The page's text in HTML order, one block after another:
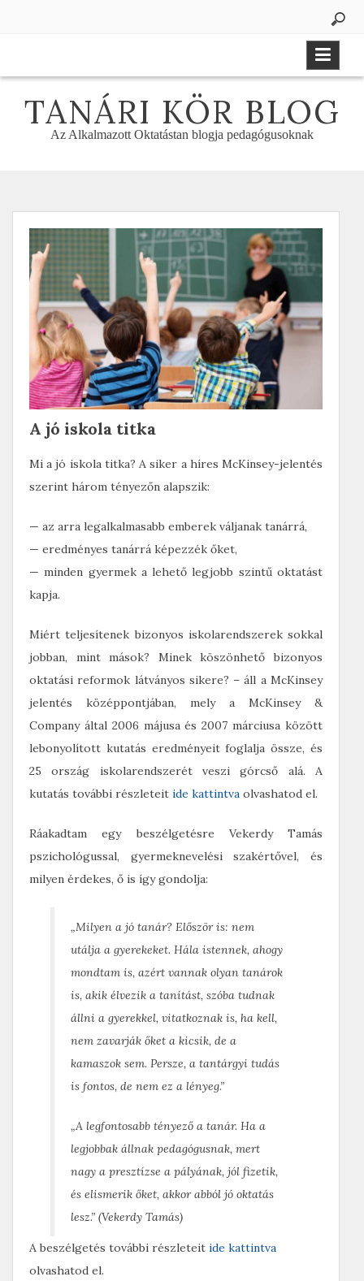
TANÁRI KÖR BLOG
Az Alkalmazott Oktatástan blogja pedagógusoknak
A jó iskola titka
Mi a jó iskola titka? A siker a híres McKinsey-jelentés
szerint három tényezőn alapszik:
— az arra legalkalmasabb emberek váljanak tanárrá,
— eredményes tanárrá képezzék őket,
— minden gyermek a lehető legjobb szintű oktatást
kapja.
Miért teljesítenek bizonyos iskolarendszerek sokkal
jobban, mint mások? Minek köszönhető bizonyos
oktatási reformok látványos sikere? – áll a McKinsey
jelentés középpontjában, mely a McKinsey &
Company által 2006 májusa és 2007 márciusa között
lebonyolított kutatás eredményeit foglalja össze, és
25 ország iskolarendszerét veszi górcső alá. A
kutatás további részleteit ide kattintva olvashatod el.
Ráakadtam egy beszélgetésre Vekerdy Tamás
pszichológussal, gyermeknevelési szakértővel, és
milyen érdekes, ő is így gondolja:
„Milyen a jó tanár? Először is: nem
utálja a gyerekeket. Hála istennek, ahogy
mondtam is, azért vannak olyan tanárok
is, akik élvezik a tanítást, szóba tudnak
állni a gyerekkel, vitatkoznak is, ha kell,
nem zavarják őket a kicsik, de a
kamaszok sem. Persze, a tantárgyi tudás
is fontos, de nem ez a lényeg.”
„A legfontosabb tényező a tanár. Ha a
legjobbak állnak pedagógusnak, mert
nagy a presztízse a pályának, jól fizetik,
és elismerik őket, akkor abból jó oktatás
lesz.” (Vekerdy Tamás)
A beszélgetés további részleteit ide kattintva
olvashatod el.